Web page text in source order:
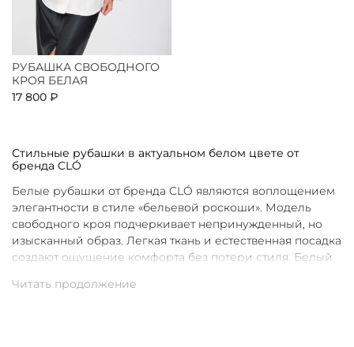
РУБАШКА СВОБОДНОГО
КРОЯ БЕЛАЯ
17 800 ₽
Стильные рубашки в актуальном белом цвете от
бренда CLÓ
Белые рубашки от бренда CLÓ являются воплощением
элегантности в стиле «бельевой роскоши». Модель
свободного кроя подчеркивает непринужденный, но
изысканный образ. Легкая ткань и естественная посадка
создают ощущение комфорта без потери стиля. Белый
чистоты и универсальности. Такая рубашка легко